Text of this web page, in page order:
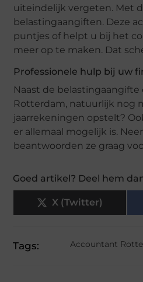
uiteindelijk vergeten. Met
belastingaangiften. Deze
puntjes of helpt u bij het
meer op te maken. Dat
Professionele hulp bij uw
Naast de
Rotterdam, natuurlijk nog
jaarrekeningen opstelt?
er allemaal mogelijk is.
beantwoorden ze graag
Goed artikel? Deel hem
X (Twitter)
Tags: Accountant